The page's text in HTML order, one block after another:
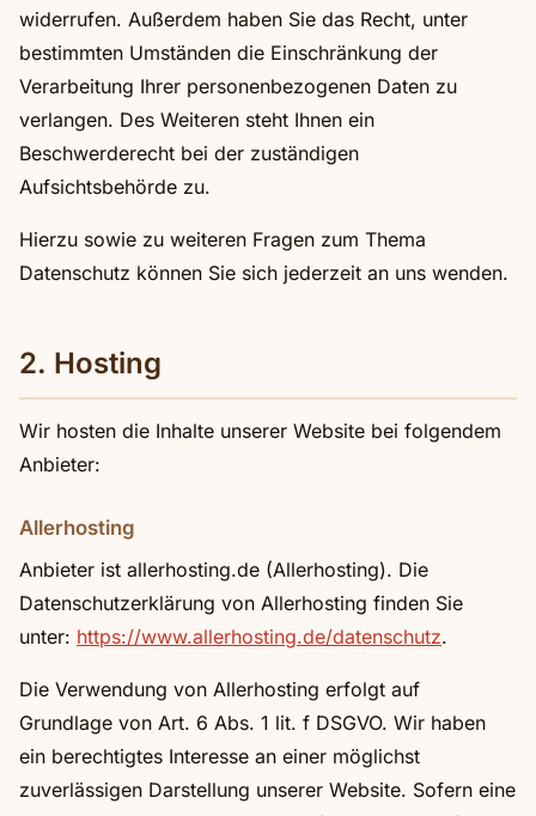
widerrufen. Außerdem haben Sie das Recht, unter
bestimmten Umständen die Einschränkung der
Verarbeitung Ihrer personenbezogenen Daten zu
verlangen. Des Weiteren steht Ihnen ein
Beschwerderecht bei der zuständigen
Aufsichtsbehörde zu.
Hierzu sowie zu weiteren Fragen zum Thema
Datenschutz können Sie sich jederzeit an uns wenden.
2. Hosting
Wir hosten die Inhalte unserer Website bei folgendem
Anbieter:
Allerhosting
Anbieter ist allerhosting.de (Allerhosting). Die
Datenschutzerklärung von Allerhosting finden Sie
unter: https://www.allerhosting.de/datenschutz.
Die Verwendung von Allerhosting erfolgt auf
Grundlage von Art. 6 Abs. 1 lit. f DSGVO. Wir haben
ein berechtigtes Interesse an einer möglichst
zuverlässigen Darstellung unserer Website. Sofern eine